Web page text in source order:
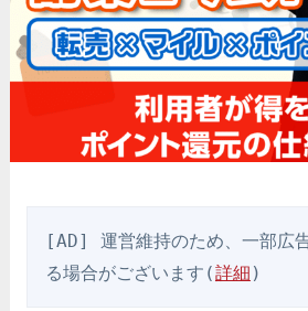
[AD] 運営維持のため、一部広
る場合がございます(詳細 )